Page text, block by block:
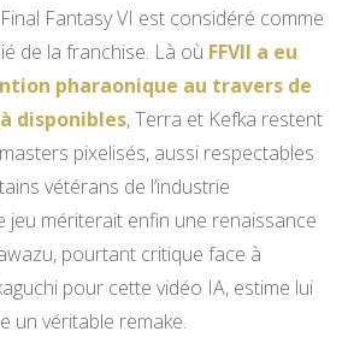
Fantasy VI est considéré comme
de la franchise. Là où FFVII a eu
pharaonique au travers de
disponibles, Terra et Kefka restent
pixelisés, aussi respectables
vétérans de l’industrie
jeu mériterait enfin une renaissance
pourtant critique face à
pour cette vidéo IA, estime lui
un véritable remake.